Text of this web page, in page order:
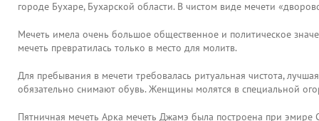
городе Бухаре, Бухарской области. В чистом виде мечети
Мечеть имела очень большое общественное и политическое
мечеть превратилась только в место для молитв.
Для пребывания в мечети требовалась ритуальная чистота,
обязательно снимают обувь. Женщины молятся в специальной
Пятничная мечеть Арка мечеть Джамэ была построена при